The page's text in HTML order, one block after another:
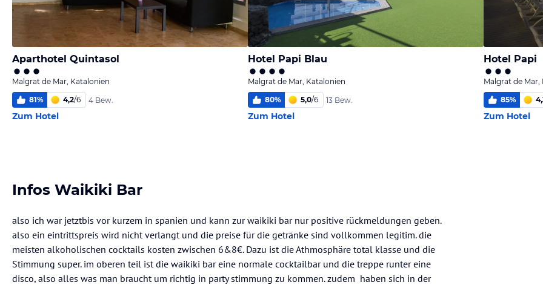
Aparthotel Quintasol
Malgrat de Mar, Katalonien
81% 4,2/6 4 Bew.
Zum Hotel
Hotel Papi Blau
Malgrat de Mar, Katalonien
80% 5,0/6 13 Bew.
Zum Hotel
Hotel Papi
Malgrat de Mar,
85%
Zum Hotel
Infos Waikiki Bar
also ich war jetztbis vor kurzem in spanien und kann zur waikiki bar nur positive rückmeldungen geben.
also ein eintrittspreis wird nicht verlangt und die preise für die getränke sind vollkommen legitim. die
meisten alkoholischen cocktails kosten zwischen 6&8€. Dazu ist die Athmosphäre total klasse und die
Stimmung super. im oberen teil ist die waikiki bar eine normale cocktailbar und die treppe runter eine
disco, also alles was man braucht um richtig in party stimmung zu kommen. zudem haben sich in der